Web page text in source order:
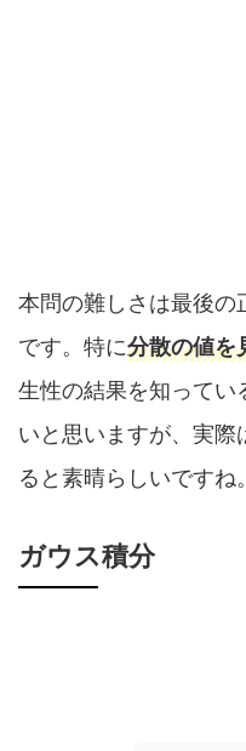
本問の難しさは最後の
です。特に分散の値を
生性の結果を知ってい
いと思いますが、実際
ると素晴らしいですね。
ガウス積分